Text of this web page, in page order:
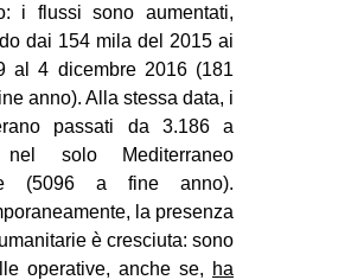
i flussi sono aumentati,
dai 154 mila del 2015 ai
al 4 dicembre 2016 (181
anno). Alla stessa data, i
passati da 3.186 a
solo Mediterraneo
(5096 a fine anno).
la presenza
è cresciuta: sono
operative, anche se, ha